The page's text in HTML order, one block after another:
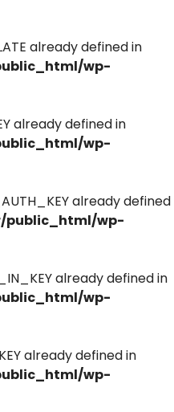
already defined in
wp-
already defined in
wp-
already defined
public_html/wp-
already defined in
wp-
already defined in
wp-